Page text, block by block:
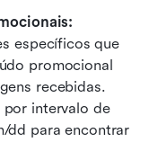
específicos que
promocional
recebidas.
por intervalo de
dd para encontrar